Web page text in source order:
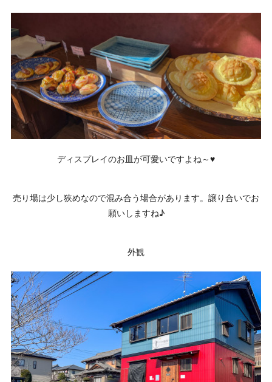
ディスプレイのお皿が可愛いですよね～♥
売り場は少し狭めなので混み合う場合があります。譲り合いでお
願いしますね♪
外観